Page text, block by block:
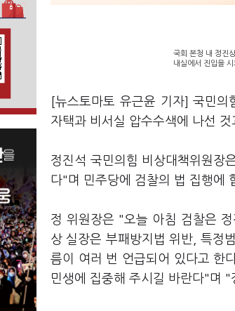
국회 본청 내 정진
내실에서 진입을
[뉴스토마토 유근윤 기자] 국민
자택과 비서실 압수수색에 나선
정진석 국민의힘 비상대책위원장
다"며 민주당에 검찰의 법 집행에
정 위원장은 "오늘 아침 검찰은
상 실장은 부패방지법 위반, 특정
름이 여러 번 언급되어 있다고 한
민생에 집중해 주시길 바란다"며